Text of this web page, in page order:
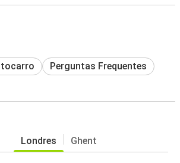
Perguntas Frequentes
Londres Ghent